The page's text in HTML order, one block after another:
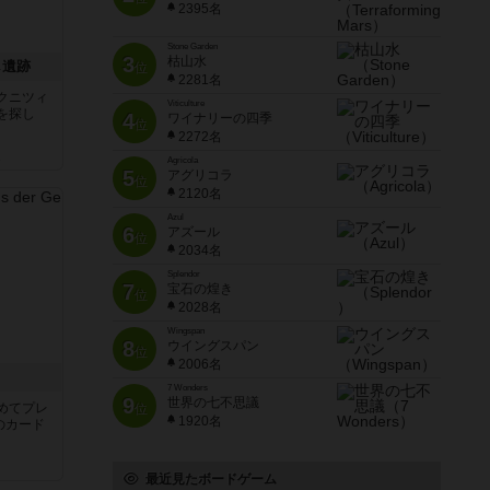
跡
ニツィ
し
てプレ
ード
2395名
3位
Stone Garden
枯山水
2281名
4位
Viticulture
ワイナリーの四季
2272名
5位
Agricola
アグリコラ
2120名
6位
Azul
アズール
2034名
7位
宝石の煌き
2028名
8位
Wingspan
ウイングスパン
2006名
9位
7 Wonders
世界の七不思議
1920名
最近見たボードゲーム